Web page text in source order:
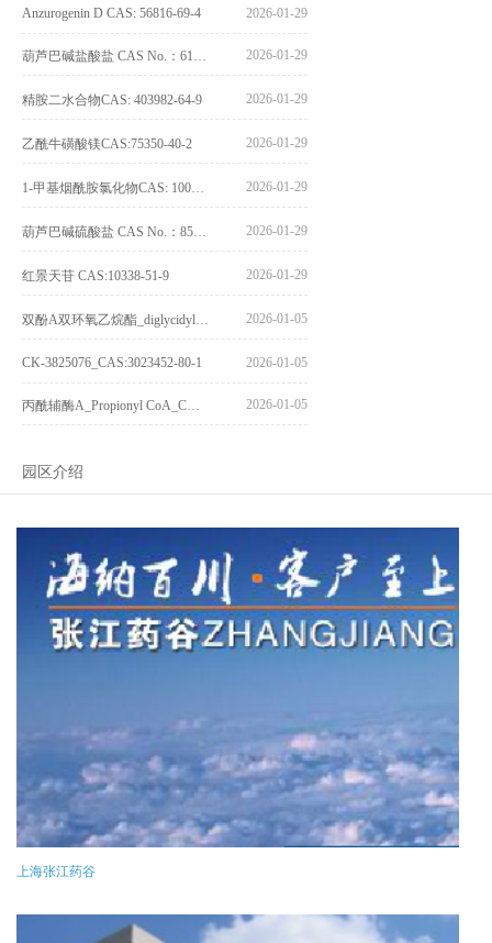
Anzurogenin D CAS: 56816-69-4 2026-01-29
2026-01-29
精胺二水合物CAS: 403982-64-9 2026-01-29
乙酰牛磺酸镁CAS:75350-40-2 2026-01-29
2026-01-29
2026-01-29
红景天苷 CAS:10338-51-9 2026-01-29
2026-01-05
CK-3825076_CAS:3023452-80-1 2026-01-05
2026-01-05
园区介绍
上海张江药谷